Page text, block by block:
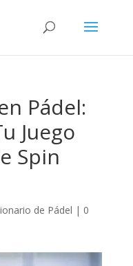
Pádel:
Juego
Spin
de Pádel | 0